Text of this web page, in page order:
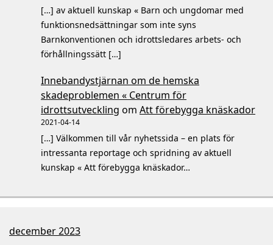
[…] av aktuell kunskap « Barn och ungdomar med
funktionsnedsättningar som inte syns
Barnkonventionen och idrottsledares arbets- och
förhållningssätt […]
Innebandystjärnan om de hemska
skadeproblemen « Centrum för
idrottsutveckling om Att förebygga knäskador
2021-04-14
[…] Välkommen till vår nyhetssida – en plats för
intressanta reportage och spridning av aktuell
kunskap « Att förebygga knäskador…
december 2023